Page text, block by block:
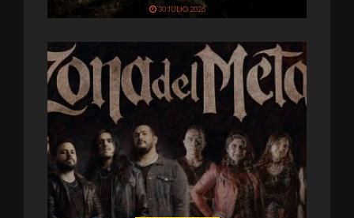
30 JULIO 2026